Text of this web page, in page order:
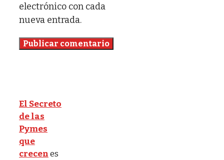
electrónico con cada
nueva entrada.
El Secreto
de las
Pymes
que
crecenes